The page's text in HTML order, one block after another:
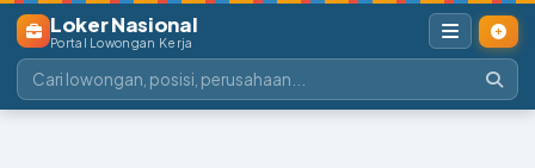
Loker Nasional
Portal Lowongan Kerja